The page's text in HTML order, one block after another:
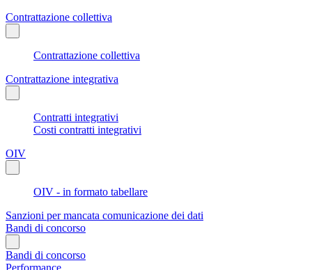
Contrattazione collettiva
Contrattazione collettiva
Contrattazione integrativa
Contratti integrativi
Costi contratti integrativi
OIV
OIV - in formato tabellare
Sanzioni per mancata comunicazione dei dati
Bandi di concorso
Bandi di concorso
Performance